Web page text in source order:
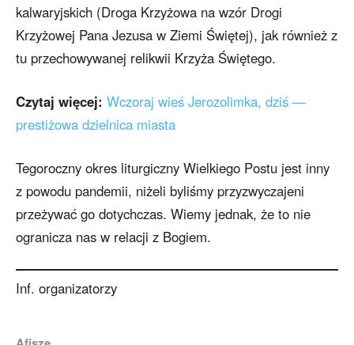
kalwaryjskich (Droga Krzyżowa na wzór Drogi
Krzyżowej Pana Jezusa w Ziemi Świętej), jak również z
tu przechowywanej relikwii Krzyża Świętego.
Czytaj więcej: Wczoraj wieś Jerozolimka, dziś —
prestiżowa dzielnica miasta
Tegoroczny okres liturgiczny Wielkiego Postu jest inny
z powodu pandemii, niżeli byliśmy przyzwyczajeni
przeżywać go dotychczas. Wiemy jednak, że to nie
ogranicza nas w relacji z Bogiem.
Inf. organizatorzy